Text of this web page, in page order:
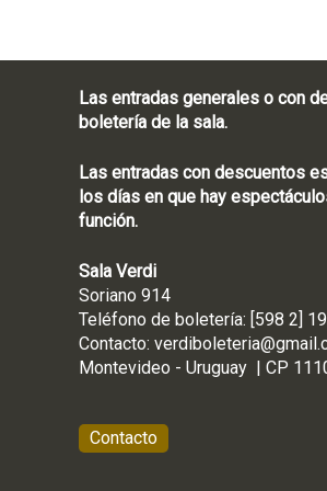
Las entradas generales o con
boletería de la sala.
Las entradas con descuentos
los días en que hay
función.
Sala Verdi
Soriano 914
Teléfono de
Contacto:
Contacto